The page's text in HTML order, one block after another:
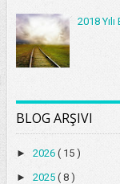
2018
BLOG ARŞIVI
► 2026 ( 15 )
► 2025 ( 8 )